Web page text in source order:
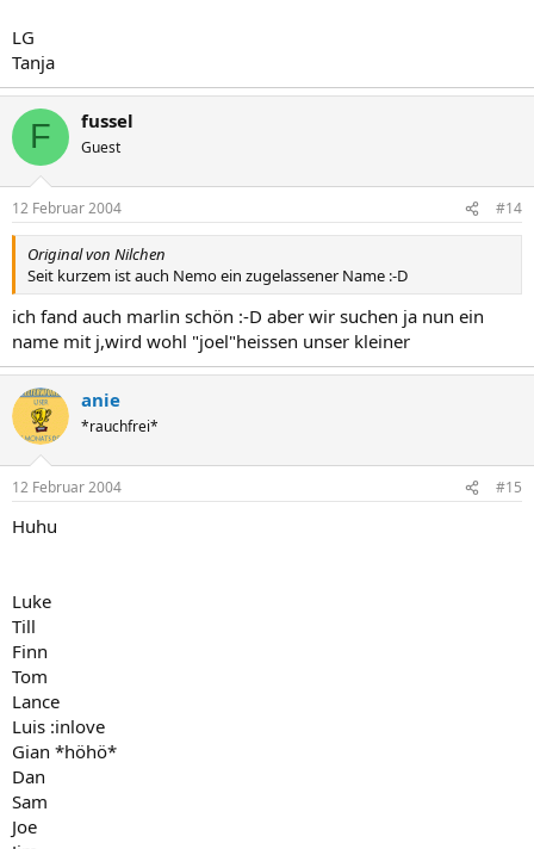
LG
Tanja
F fussel
Guest
12 Februar 2004 #14
Original von Nilchen
Seit kurzem ist auch Nemo ein zugelassener Name :-D
ich fand auch marlin schön :-D aber wir suchen ja nun ein
name mit j,wird wohl "joel"heissen unser kleiner
anie
*rauchfrei*
12 Februar 2004 #15
Huhu
Luke
Till
Finn
Tom
Lance
Luis :inlove
Gian *höhö*
Dan
Sam
Joe